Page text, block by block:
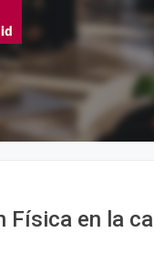
Física en la